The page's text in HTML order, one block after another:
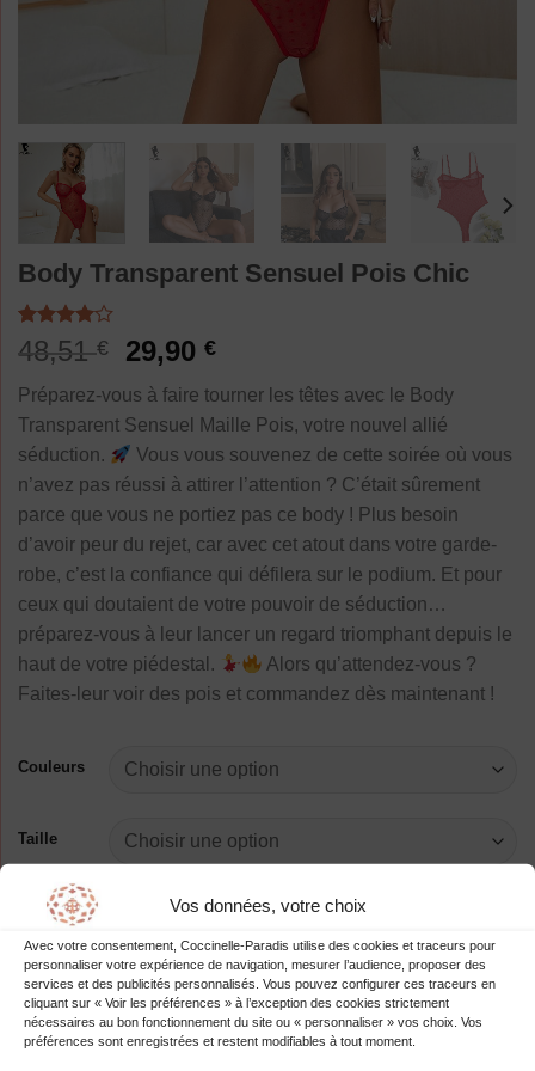
Vos données, votre choix
Avec votre consentement, Coccinelle-Paradis utilise des cookies et traceurs pour
personnaliser votre expérience de navigation, mesurer l’audience, proposer des
services et des publicités personnalisés. Vous pouvez configurer ces traceurs en
cliquant sur « Voir les préférences » à l’exception des cookies strictement
nécessaires au bon fonctionnement du site ou « personnaliser » vos choix. Vos
préférences sont enregistrées et restent modifiables à tout moment.
Body Transparent Sensuel Pois Chic
Noté
4.00sur
sur
1
notation
client
48,51€
Le
prix
initial
était :
48,51 €.
29,90€Le
actuel
est :
29,90 €.
Préparez-vous à faire tourner les têtes avec le Body
Transparent Sensuel Maille Pois, votre nouvel allié
séduction.
Vous vous souvenez de cette soirée où vous
n’avez pas réussi à attirer l’attention ? C’était sûrement
parce que vous ne portiez pas ce body ! Plus besoin
d’avoir peur du rejet, car avec cet atout dans votre garde-
robe, c’est la confiance qui défilera sur le podium. Et pour
ceux qui doutaient de votre pouvoir de séduction…
préparez-vous à leur lancer un regard triomphant depuis le
haut de votre piédestal.
Alors qu’attendez-vous ?
Faites-leur voir des pois et commandez dès maintenant !
Couleurs
Taille
quantité de Body Transparent Sensuel Pois Chic
AJOUTER AU PANIER